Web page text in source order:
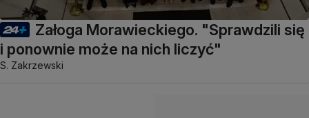
Załoga Morawieckiego. "Sprawdzili się
i ponownie może na nich liczyć"
S. Zakrzewski